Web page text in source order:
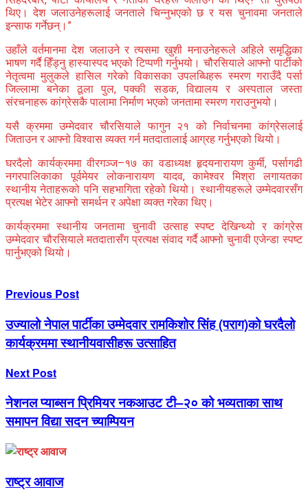
थिए। देश जलाउनेहरूलाई जनताले चिन्नुभएको छ र यस चुनावमा जनताले
इन्साफ गर्नेछन्।”
उहाँले वर्तमानमा देश जलाउने र त्यसमा खुशी मनाउनेहरूले अहिले समृद्धिका
भाषण गर्दै हिँड्नु हास्यास्पद भएको टिप्पणी गर्नुभयो। चौरसियाले आफ्नो पार्टीको
नेतृत्वमा मुलुकले हासिल गरेको विकासका उपलब्धिहरू स्मरण गराउँदै पर्सा
जिल्लामा बनेका ठूला पुल, पक्की सडक, विद्यालय र अस्पताल जस्ता
संरचनाहरू कांग्रेसकै पालामा निर्माण भएको जनतामा स्मरण गराउनुभयो।
यसै क्रममा उम्मेदवार चौरसियाले फागुन २१ को निर्वाचनमा कांग्रेसलाई
जिताउन र आफ्नो विश्वास व्यक्त गर्न मतदातालाई आग्रह गर्नुभएको थियो।
घरदैलो कार्यक्रममा वीरगञ्ज–१७ का वडाध्यक्ष हृदयनारायण कुर्मी, पर्सागढी
नगरपालिकाका पूर्वमेयर लोकनारायण यादव, कामेश्वर मिश्रा लगायतका
स्थानीय नेताहरूको पनि सहभागिता रहेको थियो। स्थानीयहरूले उम्मेदवारसँग
प्रत्यक्ष भेटेर आफ्नो समर्थन र अपेक्षा व्यक्त गरेका थिए।
कार्यक्रममा स्थानीय जनतामा चुनावी उत्साह स्पष्ट देखिन्थ्यो र कांग्रेस
उम्मेदवार चौरसियाले मतदातासँग प्रत्यक्ष संवाद गर्दै आफ्नो चुनावी एजेन्डा स्पष्ट
पार्नुभएको थियो।
Previous Post
उज्यालो नेपाल पार्टीका उम्मेदवार रामकिशोर सिंह (पराग)को घरदैलो
कार्यक्रममा स्थानीयवासीहरू उत्साहित
Next Post
नेशनल प्याब्सन प्रिमियर नकआउट टी–२० को भव्यताका साथ
समापन विद्या सदन च्याम्पियन
राष्ट्र आवाज